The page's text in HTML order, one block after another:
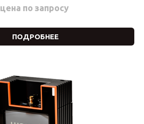
цена по запросу
ПОДРОБНЕЕ